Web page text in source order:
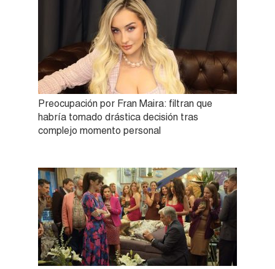
Preocupación por Fran Maira: filtran que
habría tomado drástica decisión tras
complejo momento personal